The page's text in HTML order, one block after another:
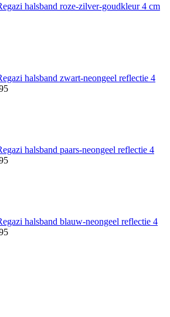
halsband roze-zilver-goudkleur 4 cm
halsband zwart-neongeel reflectie 4
Prijsklasse:
halsband paars-neongeel reflectie 4
Prijsklasse:
halsband blauw-neongeel reflectie 4
Prijsklasse: